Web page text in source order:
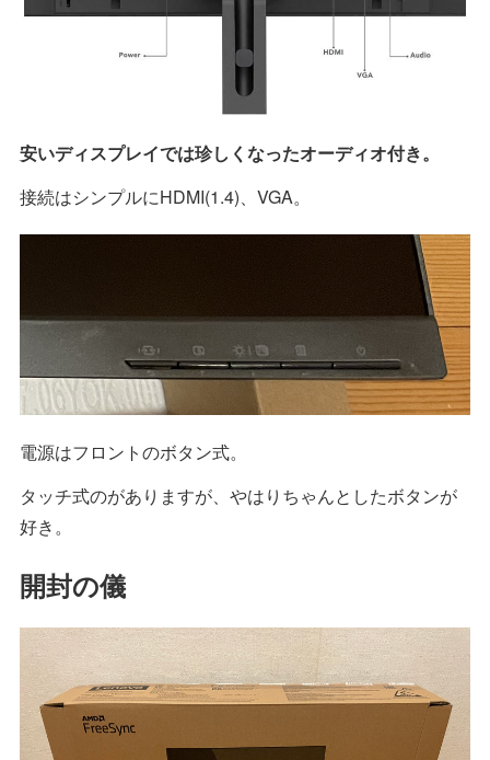
安いディスプレイでは珍しくなったオーディオ付き。
接続はシンプルにHDMI(1.4)、VGA。
電源はフロントのボタン式。
タッチ式のがありますが、やはりちゃんとしたボタンが
好き。
開封の儀